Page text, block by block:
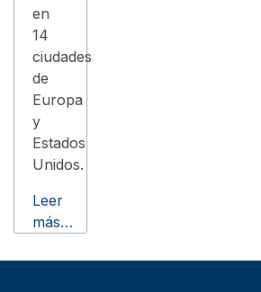
en
14
ciudades
de
Europa
y
Estados
Unidos.
Leer
más…